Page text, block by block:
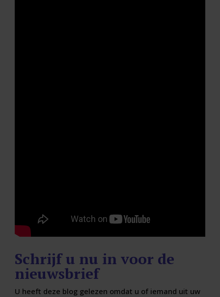
Schrijf u nu in voor de
nieuwsbrief
U heeft deze blog gelezen omdat u of iemand uit uw